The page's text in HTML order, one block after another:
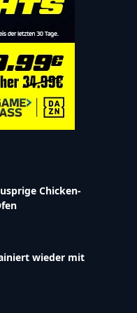
Chicken-
wieder mit